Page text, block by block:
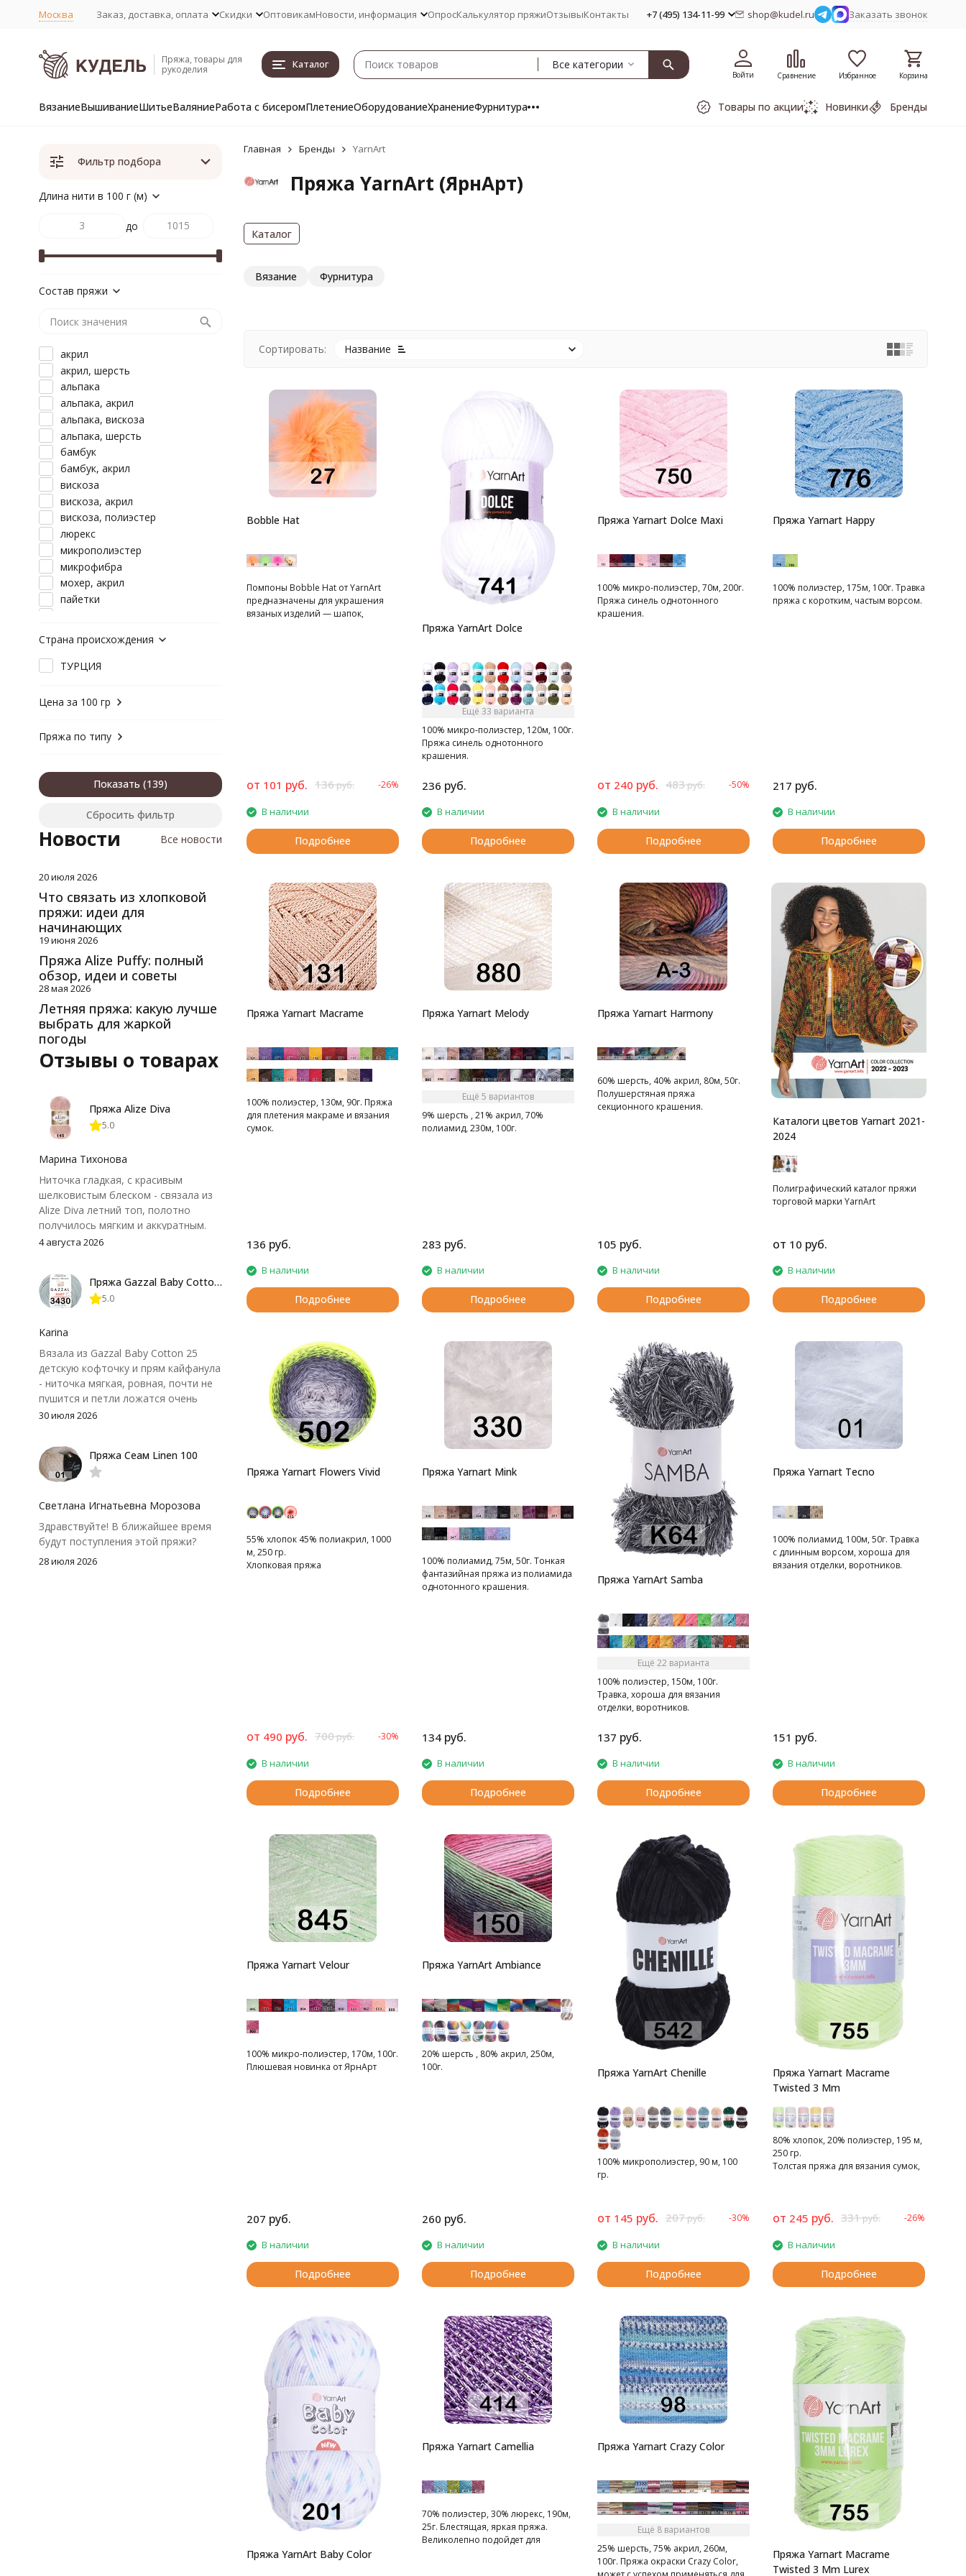
Москва Заказ, доставка, оплата Скидки ОптовикамНовости, информация ОпросКалькулятор пряжиОтзывыКонтакты +7 (495) 134-11-99 shop@kudel.ru Заказать звонок
Пряжа, товары для
рукоделия
Каталог Все категории
Войти Сравнение Избранное Корзина
ВязаниеВышиваниеШитьеВаляниеРабота с бисеромПлетениеОборудованиеХранениеФурнитура Товары по акции Новинки Бренды
Главная Бренды YarnArt
Пряжа YarnArt (ЯрнАрт)
Каталог
Вязание Фурнитура
Сортировать: Название
Bobble Hat
Помпоны Bobble Hat от YarnArt
предназначены для украшения
вязаных изделий — шапок,
от 101 руб. 136руб. -26%
В наличии
Подробнее
Пряжа YarnArt Dolce
Ещё 33 варианта
100% микро-полиэстер, 120м, 100г.
Пряжа синель однотонного
крашения.
236 руб.
В наличии
Подробнее
Пряжа Yarnart Dolce Maxi
100% микро-полиэстер, 70м, 200г.
Пряжа синель однотонного
крашения.
от 240 руб. 483руб. -50%
В наличии
Подробнее
Пряжа Yarnart Happy
100% полиэстер, 175м, 100г. Травка
пряжа с коротким, частым ворсом.
217 руб.
В наличии
Подробнее
Пряжа Yarnart Macrame
100% полиэстер, 130м, 90г. Пряжа
для плетения макраме и вязания
сумок.
136 руб.
В наличии
Подробнее
Пряжа Yarnart Melody
Ещё 5 вариантов
9% шерсть , 21% акрил, 70%
полиамид, 230м, 100г.
283 руб.
В наличии
Подробнее
Пряжа Yarnart Harmony
60% шерсть, 40% акрил, 80м, 50г.
Полушерстяная пряжа
секционного крашения.
105 руб.
В наличии
Подробнее
Каталоги цветов Yarnart 2021-
2024
Полиграфический каталог пряжи
торговой марки YarnArt
от 10 руб.
В наличии
Подробнее
Пряжа Yarnart Flowers Vivid
55% хлопок 45% полиакрил, 1000
м, 250 гр.
Хлопковая пряжа
от 490 руб. 700руб. -30%
В наличии
Подробнее
Пряжа Yarnart Mink
100% полиамид, 75м, 50г. Тонкая
фантазийная пряжа из полиамида
однотонного крашения.
134 руб.
В наличии
Подробнее
Пряжа YarnArt Samba
Ещё 22 варианта
100% полиэстер, 150м, 100г.
Травка, хороша для вязания
отделки, воротников.
137 руб.
В наличии
Подробнее
Пряжа Yarnart Tecno
100% полиамид, 100м, 50г. Травка
с длинным ворсом, хороша для
вязания отделки, воротников.
151 руб.
В наличии
Подробнее
Пряжа Yarnart Velour
100% микро-полиэстер, 170м, 100г.
Плюшевая новинка от ЯрнАрт
207 руб.
В наличии
Подробнее
Пряжа YarnArt Ambiance
20% шерсть , 80% акрил, 250м,
100г.
260 руб.
В наличии
Подробнее
Пряжа YarnArt Chenille
100% микрополиэстер, 90 м, 100
гр.
от 145 руб. 207руб. -30%
В наличии
Подробнее
Пряжа Yarnart Macrame
Twisted 3 Mm
80% хлопок, 20% полиэстер, 195 м,
250 гр.
Толстая пряжа для вязания сумок,
от 245 руб. 331руб. -26%
В наличии
Подробнее
Пряжа YarnArt Baby Color
Пряжа Yarnart Camellia
70% полиэстер, 30% люрекс, 190м,
25г. Блестящая, яркая пряжа.
Великолепно подойдет для
Пряжа Yarnart Crazy Color
Ещё 8 вариантов
25% шерсть, 75% акрил, 260м,
100г. Пряжа окраски Crazy Color,
Пряжа Yarnart Macrame
Twisted 3 Mm Lurex
Фильтр подбора
Длина нити в 100 г (м)
до
Состав пряжи
акрил
акрил, шерсть
альпака
альпака, акрил
альпака, вискоза
альпака, шерсть
бамбук
бамбук, акрил
вискоза
вискоза, акрил
вискоза, полиэстер
люрекс
микрополиэстер
микрофибра
мохер, акрил
пайетки
хлопок
хлопок, акрил
хлопок, полиамид
шелк, шерсть
шерсть, акрил, вискоза
шерсть, альпака
шерсть, вискоза
шерсть, шелк
Страна происхождения
ТУРЦИЯ
Цена за 100 гр
Пряжа по типу
Показать
Сбросить фильтр
Новости Все новости
20 июля 2026
Что связать из хлопковой
пряжи: идеи для
начинающих
19 июня 2026
Пряжа Alize Puffy: полный
обзор, идеи и советы
28 мая 2026
Летняя пряжа: какую лучше
выбрать для жаркой
погоды
Отзывы о товарах
Пряжа Alize Diva
5.0
Марина Тихонова
Ниточка гладкая, с красивым
шелковистым блеском - связала из
Alize Diva летний топ, полотно
получилось мягким и аккуратным.
Петли хорошо видны, вяжется
нюанс - пряжа немного скользит и
иногда расслаивается, пришлось
крючок поудобнее.
4 августа 2026
Пряжа Gazzal Baby Cotton 25
5.0
Karina
Вязала из Gazzal Baby Cotton 25
детскую кофточку и прям кайфанула
- ниточка мягкая, ровная, почти не
пушится и петли ложатся очень
аккуратно. После стирки полотно
потеряло, цвет тоже не стал
тусклее. Единственный нюанс -
моточки маленькие, расход лучше
чуть-чуть не хватило))
30 июля 2026
Пряжа Сеам Linen 100
Светлана Игнатьевна Морозова
Здравствуйте! В ближайшее время
будут поступления этой пряжи?
28 июля 2026